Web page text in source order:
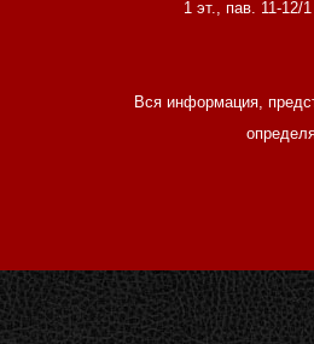
1 эт., пав. 11-12/1
Вся информация,